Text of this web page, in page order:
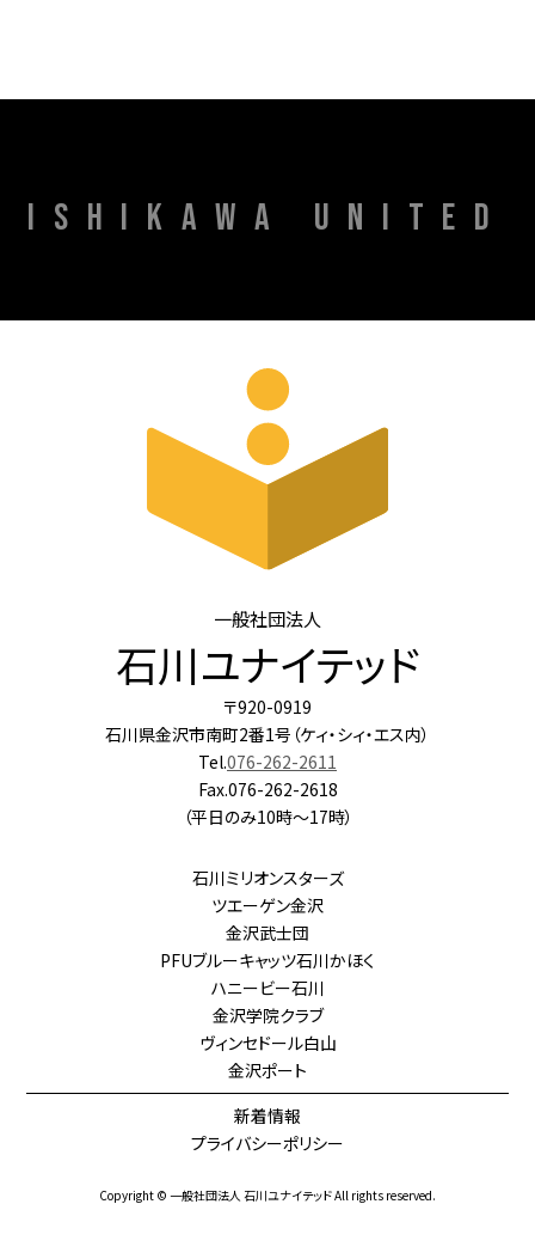
ISHIKAWA UNITED
一般社団法人
石川ユナイテッド
〒920-0919
石川県金沢市南町2番1号（ケィ・シィ・エス内）
Tel.076-262-2611
Fax.076-262-2618
（平日のみ10時～17時）
石川ミリオンスターズ
ツエーゲン金沢
金沢武士団
PFUブルーキャッツ石川かほく
ハニービー石川
金沢学院クラブ
ヴィンセドール白山
金沢ポート
新着情報
プライバシーポリシー
Copyright © 一般社団法人 石川ユナイテッド All rights reserved.